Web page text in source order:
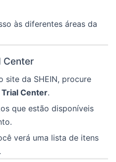
às diferentes áreas da
Center
site da SHEIN, procure
Trial Center.
que estão disponíveis
verá uma lista de itens